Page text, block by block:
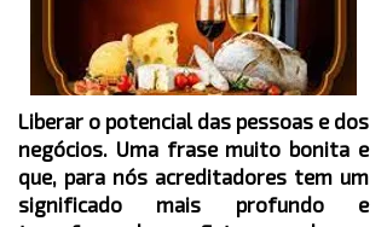
Liberar o potencial das pessoas e dos
negócios. Uma frase muito bonita e
que, para nós acreditadores tem um
significado mais profundo e